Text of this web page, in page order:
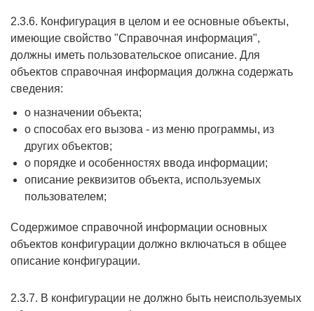
2.3.6. Конфигурация в целом и ее основные объекты,
имеющие свойство "Справочная информация",
должны иметь пользовательское описание. Для
объектов справочная информация должна содержать
сведения:
о назначении объекта;
о способах его вызова - из меню программы, из
других объектов;
о порядке и особенностях ввода информации;
описание реквизитов объекта, используемых
пользователем;
Cодержимое справочной информации основных
объектов конфигурации должно включаться в общее
описание конфигурации.
2.3.7. В конфигурации не должно быть неиспользуемых